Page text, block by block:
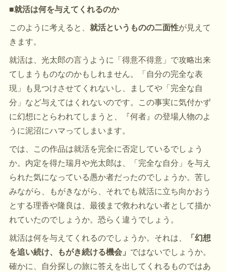
■就活は何を与えてくれるのか
このように考えると、就活というものの二面性が見えて
きます。
就活は、光太郎の言うように「得意不得意」で攻略出来
てしまうものなのかもしれません。「自分の完全な表
現」も見つけさせてくれないし、ましてや「完全な自
分」など与えてはくれないのです。この事実に気付かず
に幻想にとらわれてしまうと、『何者』の登場人物のよ
うに泥沼にハマってしまいます。
では、この作品は就活を完全に否定しているでしょう
か。内定を得た瑞月や光太郎は、「完全な自分」を与え
られた気になっている愚か者だったのでしょうか。苦し
みながら、もがきながら、それでも就活に立ち向かおう
とする理香や隆良は、最後まで救われない者として描か
れていたのでしょうか。恐らく違うでしょう。
就活は何を与えてくれるのでしょうか。それは、
「幻想
を追い続け、もがき続ける機会」 ではないでしょうか。
確かに、自分探しの旅に答えを出してくれるものではあ